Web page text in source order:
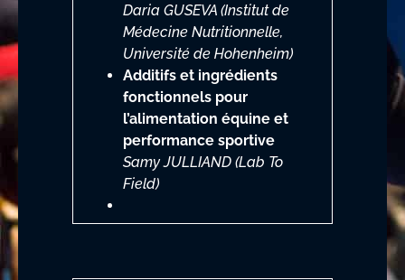
Daria GUSEVA (Institut de
Médecine Nutritionnelle,
Université de Hohenheim)
Additifs et ingrédients
fonctionnels pour
l’alimentation équine et
performance sportive
Samy JULLIAND (Lab To
Field)